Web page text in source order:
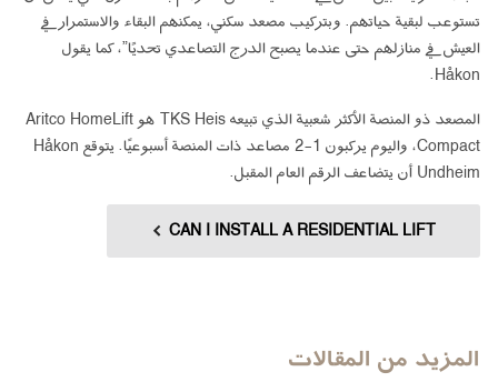
تستوعب لبقية حياتهم. وبتركيب مصعد سكني، يمكنهم البقاء والاستمرار في
العيش في منازلهم حتى عندما يصبح الدرج التصاعدي تحديًا”، كما يقول
Håkon.
المصعد ذو المنصة الأكثر شعبية الذي تبيعه TKS Heis هو Aritco HomeLift
Compact، واليوم يركبون 1-2 مصاعد ذات المنصة أسبوعيًا. يتوقع Håkon
Undheim أن يتضاعف الرقم العام المقبل.
CAN I INSTALL A RESIDENTIAL LIFT
المزيد من المقالات